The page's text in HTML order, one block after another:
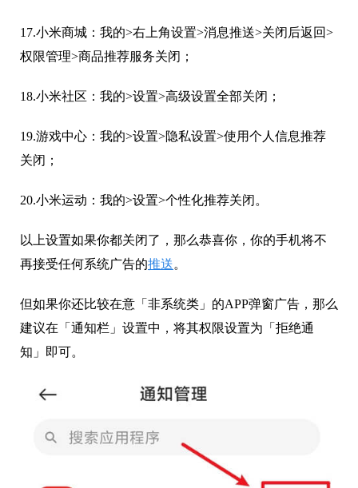
17.小米商城：我的>右上角设置>消息推送>关闭后返回>
权限管理>商品推荐服务关闭；
18.小米社区：我的>设置>高级设置全部关闭；
19.游戏中心：我的>设置>隐私设置>使用个人信息推荐
关闭；
20.小米运动：我的>设置>个性化推荐关闭。
以上设置如果你都关闭了，那么恭喜你，你的手机将不
再接受任何系统广告的推送。
但如果你还比较在意「非系统类」的APP弹窗广告，那么
建议在「通知栏」设置中，将其权限设置为「拒绝通
知」即可。